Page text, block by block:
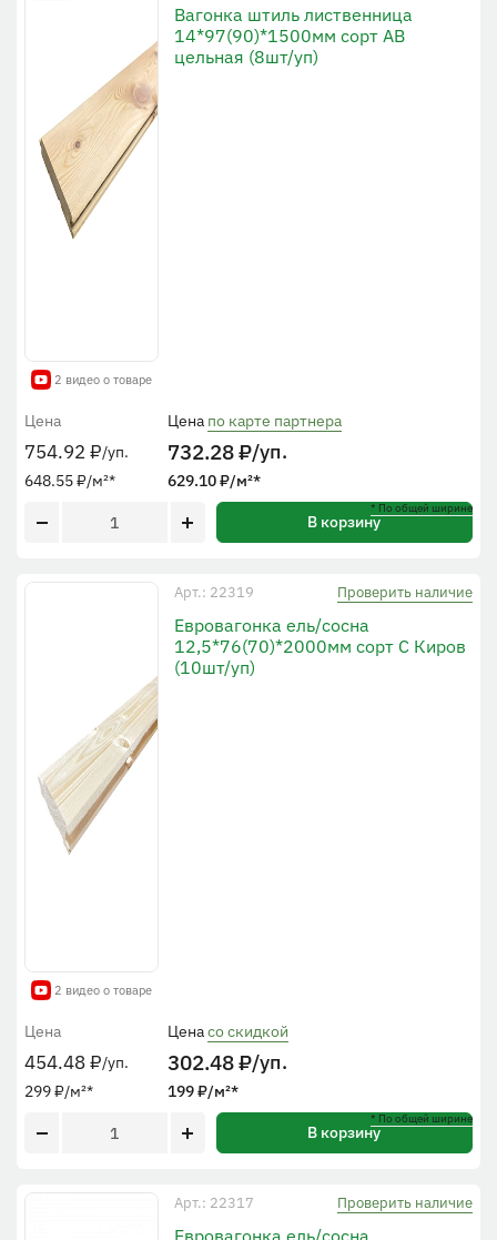
2 видео о товаре
Вагонка штиль лиственница
14*97(90)*1500мм сорт AB
цельная (8шт/уп)
Цена
754.92 ₽/уп.
648.55₽/м²*
Цена по карте партнера
732.28₽/уп.
629.10₽/м²*
* По общей ширине
В корзину
2 видео о товаре
Арт.: 22319 Проверить наличие
Евровагонка ель/сосна
12,5*76(70)*2000мм сорт C Киров
(10шт/уп)
Цена
454.48₽/уп.
299₽/м²*
Ценасо скидкой
302.48₽/уп.
199₽/м²*
* По общей ширине
В корзину
Арт.: 22317 Проверить наличие
Евровагонка ель/сосна